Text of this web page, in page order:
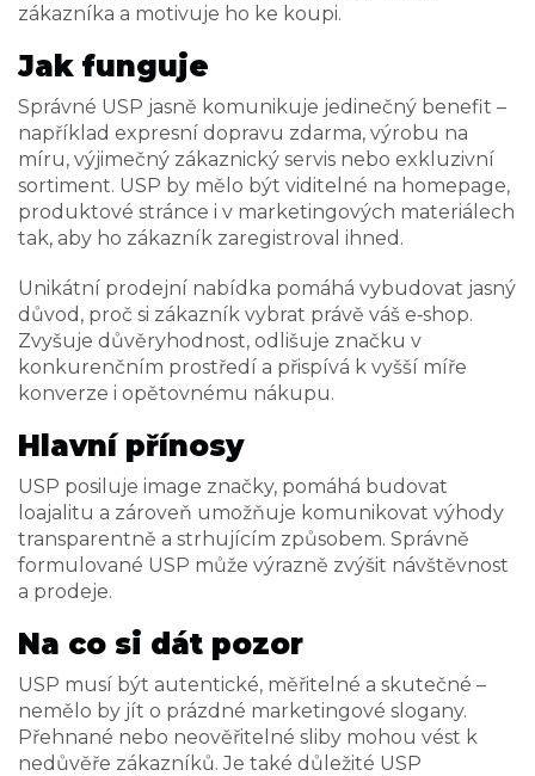
zákazníka a motivuje ho ke koupi.
Jak funguje
Správné USP jasně komunikuje jedinečný benefit –
například expresní dopravu zdarma, výrobu na
míru, výjimečný zákaznický servis nebo exkluzivní
sortiment. USP by mělo být viditelné na homepage,
produktové stránce i v marketingových materiálech
tak, aby ho zákazník zaregistroval ihned.
Unikátní prodejní nabídka pomáhá vybudovat jasný
důvod, proč si zákazník vybrat právě váš e‑shop.
Zvyšuje důvěryhodnost, odlišuje značku v
konkurenčním prostředí a přispívá k vyšší míře
konverze i opětovnému nákupu.
Hlavní přínosy
USP posiluje image značky, pomáhá budovat
loajalitu a zároveň umožňuje komunikovat výhody
transparentně a strhujícím způsobem. Správně
formulované USP může výrazně zvýšit návštěvnost
a prodeje.
Na co si dát pozor
USP musí být autentické, měřitelné a skutečné –
nemělo by jít o prázdné marketingové slogany.
Přehnané nebo neověřitelné sliby mohou vést k
nedůvěře zákazníků. Je také důležité USP